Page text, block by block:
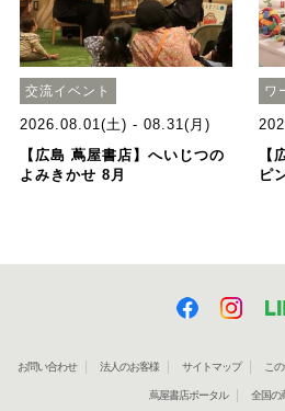
交流イベント
2026.08.01(土) - 08.31(月)
【広島 蔦屋書店】へいじつの
よみきかせ 8月
ワ
【
ピ
お問い合わせ 法人のお客様 サイトマップ こ
蔦屋書店ポータル 全国の